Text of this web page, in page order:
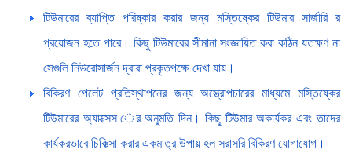
টিউমারের ব্যাপ্তি পরিষ্কার করার জন্য মস্তিষ্কের টিউমার সার্জারি র
প্রয়োজন হতে পারে। কিছু টিউমারের সীমানা সংজ্ঞায়িত করা কঠিন যতক্ষণ না
সেগুলি নিউরোসার্জন দ্বারা প্রকৃতপক্ষে দেখা যায়।
বিকিরণ পেলেট প্রতিস্থাপনের জন্য অস্ত্রোপচারের মাধ্যমে মস্তিষ্কের
টিউমারের অ্যাক্সেস ের অনুমতি দিন। কিছু টিউমার অকার্যকর এবং তাদের
কার্যকরভাবে চিকিত্সা করার একমাত্র উপায় হল সরাসরি বিকিরণ যোগাযোগ।